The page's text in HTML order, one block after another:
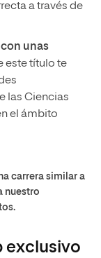
a través de
unas
este título te
las Ciencias
el ámbito
carrera similar a
nuestro
exclusivo